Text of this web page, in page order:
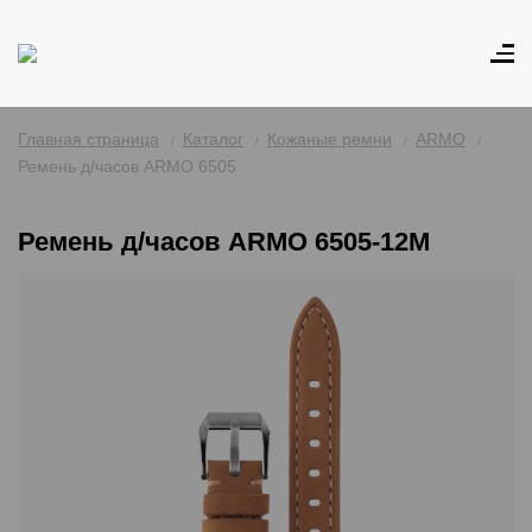
Главная страница Каталог Кожаные ремни
ARMO
Ремень д/часов ARMO 6505
Ремень д/часов ARMO 6505-12M